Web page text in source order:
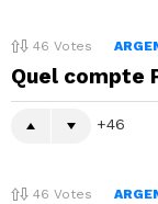
46 Votes
Quel compte
46
46 Votes